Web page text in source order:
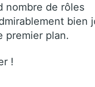
nombre de rôles
bien
premier plan.
!